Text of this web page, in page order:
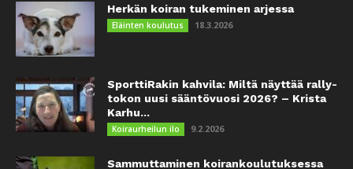
Herkän koiran tukeminen arjessa
Eläinten koulutus 18.3.2026
SporttiRakin kahvila: Miltä näyttää rally-
tokon uusi sääntövuosi 2026? – Krista
Karhu...
Koiraurheilun ilo 9.2.2026
Sammuttaminen koirankoulutuksessa